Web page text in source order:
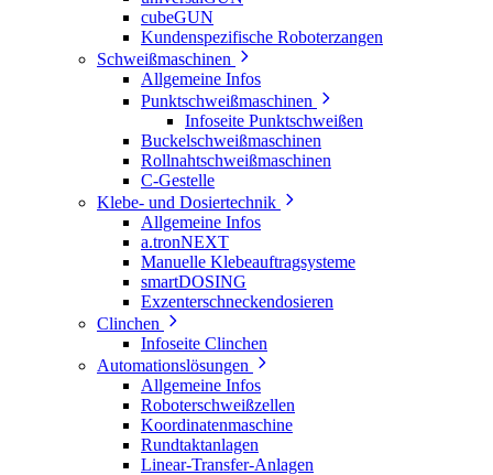
cubeGUN
Kundenspezifische Roboterzangen
Schweißmaschinen
Allgemeine Infos
Punktschweißmaschinen
Infoseite Punktschweißen
Buckelschweißmaschinen
Rollnahtschweißmaschinen
C-Gestelle
Klebe- und Dosiertechnik
Allgemeine Infos
a.tronNEXT
Manuelle Klebeauftragsysteme
smartDOSING
Exzenterschneckendosieren
Clinchen
Infoseite Clinchen
Automationslösungen
Allgemeine Infos
Roboterschweißzellen
Koordinatenmaschine
Rundtaktanlagen
Linear-Transfer-Anlagen